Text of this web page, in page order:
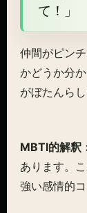
て！」
仲間がピン
かどうか分
がぼたんらし
MBTI的解釈
あります。
強い感情的